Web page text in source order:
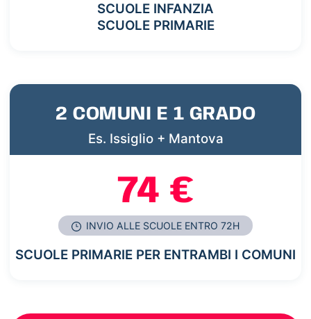
SCUOLE INFANZIA
SCUOLE PRIMARIE
2 COMUNI E 1 GRADO
Es. Issiglio + Mantova
74 €
INVIO ALLE SCUOLE ENTRO 72H
SCUOLE PRIMARIE PER ENTRAMBI I COMUNI